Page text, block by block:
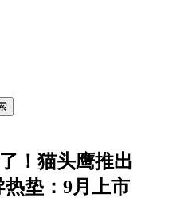
！猫头鹰推出
垫：9月上市